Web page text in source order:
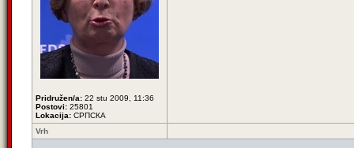
Pridružen/a: 22 stu 2009, 11:36
Postovi: 25801
Lokacija: СРПСКА
Vrh